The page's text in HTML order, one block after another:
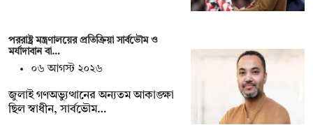
পররাষ্ট্র মন্ত্রণালয়ের প্রতিক্রিয়া সার্বভৌম ও
মর্যাদাবান বা…
০৬ আগস্ট ২০২৬
জুলাই গণঅভ্যুত্থানের অন্যতম আকাঙ্ক্ষা
ছিল স্বাধীন, সার্বভৌম…